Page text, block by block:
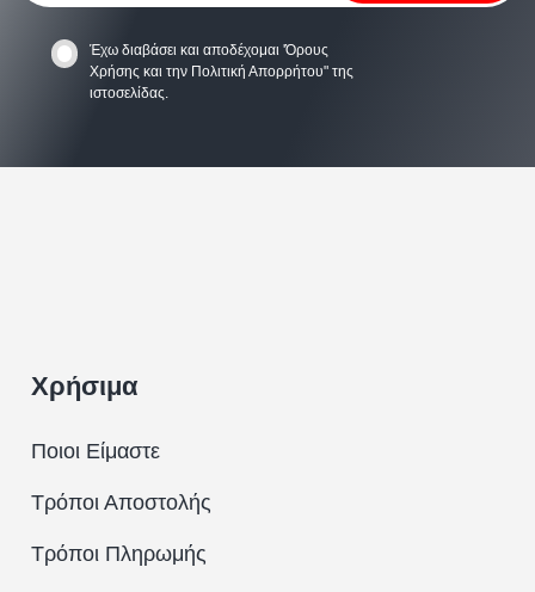
Έχω διαβάσει και αποδέχομαι'Όρους
Χρήσης και την Πολιτική Απορρήτου" της
ιστοσελίδας.
Χρήσιμα
Ποιοι Είμαστε
Τρόποι Αποστολής
Τρόποι Πληρωμής